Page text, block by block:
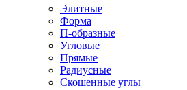
Элитные
Форма
П-образные
Угловые
Прямые
Радиусные
Скошенные углы